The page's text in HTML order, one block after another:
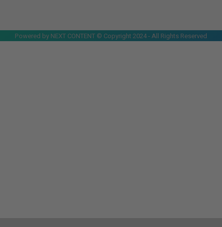
Powered by NEXT CONTENT © Copyright 2024 - All Rights Reserved